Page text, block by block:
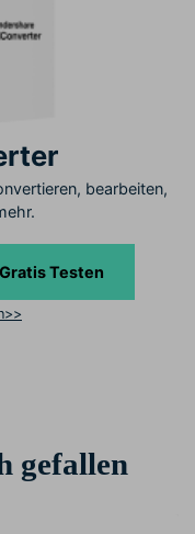
bearbeiten,
Gratis Testen
gefallen